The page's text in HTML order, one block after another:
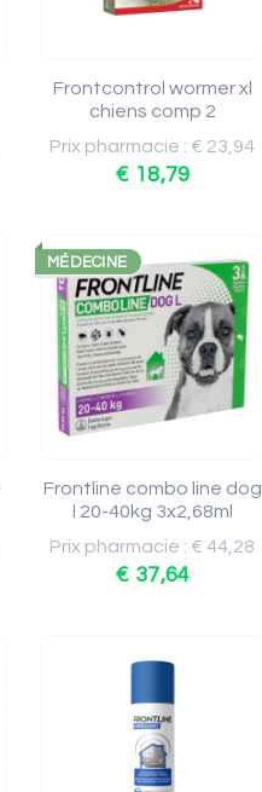
Frontcontrol wormer xl
chiens comp 2
Prix pharmacie : € 23,94
€ 18,79
MÉDECINE
Frontline combo line dog
l 20-40kg 3x2,68ml
Prix pharmacie : € 44,28
€ 37,64